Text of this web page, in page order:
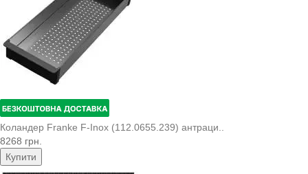
Коландер Franke F-Inox (112.0655.239) антраци..
8268 грн.
Купити